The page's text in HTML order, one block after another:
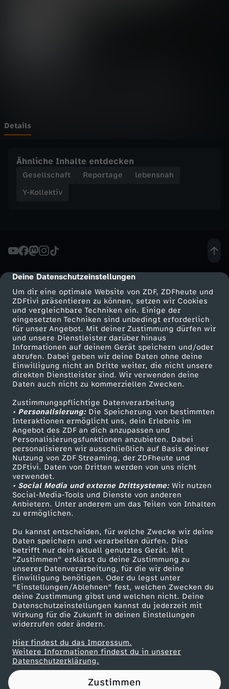
cmp-dialog-description
Deine Datenschutzeinstellungen
Um dir eine optimale Website von ZDF, ZDFheute und
ZDFtivi präsentieren zu können, setzen wir Cookies
und vergleichbare Techniken ein. Einige der
eingesetzten Techniken sind unbedingt erforderlich
für unser Angebot. Mit deiner Zustimmung dürfen wir
und unsere Dienstleister darüber hinaus
Informationen auf deinem Gerät speichern und/oder
abrufen. Dabei geben wir deine Daten ohne deine
Einwilligung nicht an Dritte weiter, die nicht unsere
direkten Dienstleister sind. Wir verwenden deine
Daten auch nicht zu kommerziellen Zwecken.
Zustimmungspflichtige Datenverarbeitung
• Personalisierung:Die Speicherung von bestimmten
Interaktionen ermöglicht uns, dein Erlebnis im
Angebot des ZDF an dich anzupassen und
Personalisierungsfunktionen anzubieten. Dabei
personalisieren wir ausschließlich auf Basis deiner
Nutzung von ZDF Streaming, der ZDFheute und
ZDFtivi. Daten von Dritten werden von uns nicht
verwendet.
• Social Media und externe Drittsysteme:Wir nutzen
Social-Media-Tools und Dienste von anderen
Anbietern. Unter anderem um das Teilen von Inhalten
zu ermöglichen.
Du kannst entscheiden, für welche Zwecke wir deine
Daten speichern und verarbeiten dürfen. Dies
betrifft nur dein aktuell genutztes Gerät. Mit
"Zustimmen" erklärst du deine Zustimmung zu
unserer Datenverarbeitung, für die wir deine
Einwilligung benötigen. Oder du legst unter
"Einstellungen/Ablehnen" fest, welchen Zwecken du
deine Zustimmung gibst und welchen nicht. Deine
Datenschutzeinstellungen kannst du jederzeit mit
Wirkung für die Zukunft in deinen Einstellungen
widerrufen oder ändern.
Hier findest du das Impressum.
Weitere Informationen findest du in unserer
Datenschutzerklärung.
Zustimmen
Z
k
f
t
s
f
a
b
r
i
k
S
i
l
i
c
o
n
V
a
Details
Ähnliche Inhalte entdecken
Gesellschaft Reportage
lebensnah
Y-Kollektiv
Mehr ZDF
ZDF-Apps
Smart TV
ZDFtext
Livestreams
Sendungen A-Z
TV-Programm
Service
ZDFmitreden
Kontakt zum ZDF
Tickets
Zuschauerservice
Hilfe
ZDF Unternehmen
Karriere
ZDF goes Schule
Werbefernsehen
Mainzelmännchen
Partner